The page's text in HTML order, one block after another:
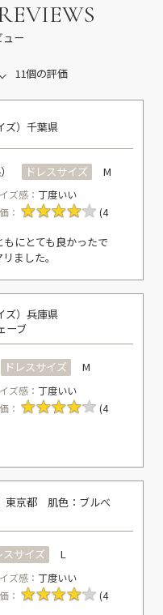
ュー
11個の評価
） 千葉県
ドレスサイズ M
ズ感：丁度いい
： (4
にとても良かったで
ました。
） 兵庫県
ーブ
ドレスサイズ M
ズ感：丁度いい
： (4
東京都 肌色：ブルべ
スサイズ L
ズ感：丁度いい
： (4